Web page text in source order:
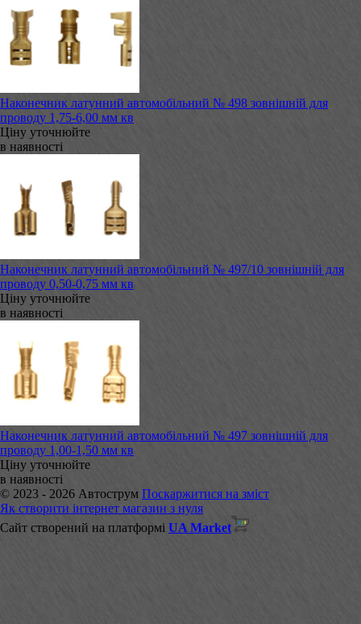
Наконечник латунний автомобільний № 498 зовнішній для
проводу 1,75-6,00 мм кв
Ціну уточнюйте
в наявності
Наконечник латунний автомобільний № 497/10 зовнішній для
проводу 0,50-0,75 мм кв
Ціну уточнюйте
в наявності
Наконечник латунний автомобільний № 497 зовнішній для
проводу 1,00-1,50 мм кв
Ціну уточнюйте
в наявності
© 2023 - 2026 Автострум Поскаржитися на зміст
Як створити інтернет магазин з нуля
Сайт створений на платформі UA Market